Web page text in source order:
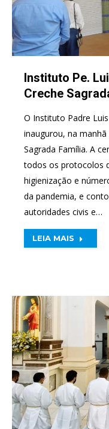
Instituto Pe.
Creche
O Instituto Padre
inaugurou, na
Sagrada Família. A
todos os protocolos
higienização e
da pandemia, e
autoridades civis e…
LEIA MAIS